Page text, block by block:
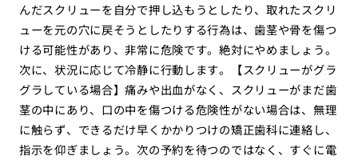
んだスクリューを自分で押し込もうとしたり、取れたスクリ
ューを元の穴に戻そうとしたりする行為は、歯茎や骨を傷つ
ける可能性があり、非常に危険です。絶対にやめましょう。
次に、状況に応じて冷静に行動します。【スクリューがグラ
グラしている場合】痛みや出血がなく、スクリューがまだ歯
茎の中にあり、口の中を傷つける危険性がない場合は、無理
に触らず、できるだけ早くかかりつけの矯正歯科に連絡し、
指示を仰ぎましょう。次の予約を待つのではなく、すぐに電